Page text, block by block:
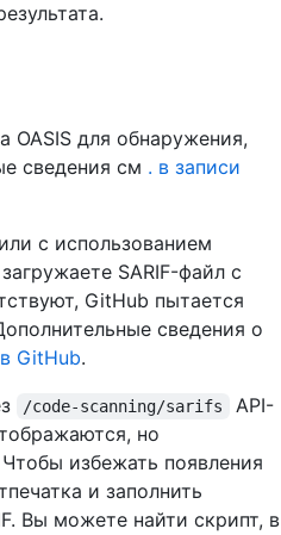
OASIS для обнаружения,
сведения см . в записи
с использованием
SARIF-файл с
GitHub пытается
сведения о
GitHub.
/code-scanning/sarifs
API-
но
избежать появления
и заполнить
Вы можете найти скрипт, в